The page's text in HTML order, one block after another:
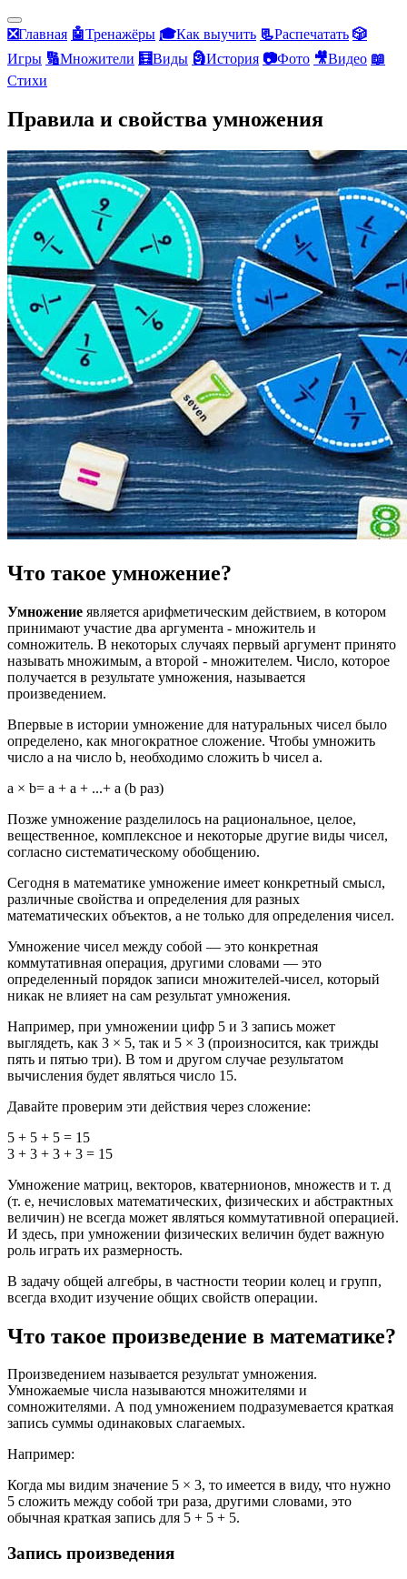
❎Главная 🤖Тренажёры 🎓Как выучить 📃Распечатать 🎲
Игры 🔢Множители 🧮Виды 🗿История 📷Фото 🎥Видео 📖
Стихи
Правила и свойства умножения
Что такое умножение?
Умножение является арифметическим действием, в котором
принимают участие два аргумента - множитель и
сомножитель. В некоторых случаях первый аргумент принято
называть множимым, а второй - множителем. Число, которое
получается в результате умножения, называется
произведением.
Впервые в истории умножение для натуральных чисел было
определено, как многократное сложение. Чтобы умножить
число а на число b, необходимо сложить b чисел a.
a × b= а + а + ...+ а (b раз)
Позже умножение разделилось на рациональное, целое,
вещественное, комплексное и некоторые другие виды чисел,
согласно систематическому обобщению.
Сегодня в математике умножение имеет конкретный смысл,
различные свойства и определения для разных
математических объектов, а не только для определения чисел.
Умножение чисел между собой — это конкретная
коммутативная операция, другими словами — это
определенный порядок записи множителей-чисел, который
никак не влияет на сам результат умножения.
Например, при умножении цифр 5 и 3 запись может
выглядеть, как 3 × 5, так и 5 × 3 (произносится, как трижды
пять и пятью три). В том и другом случае результатом
вычисления будет являться число 15.
Давайте проверим эти действия через сложение:
5 + 5 + 5 = 15
3 + 3 + 3 + 3 = 15
Умножение матриц, векторов, кватернионов, множеств и т. д
(т. е, нечисловых математических, физических и абстрактных
величин) не всегда может являться коммутативной операцией.
И здесь, при умножении физических величин будет важную
роль играть их размерность.
В задачу общей алгебры, в частности теории колец и групп,
всегда входит изучение общих свойств операции.
Что такое произведение в математике?
Произведением называется результат умножения.
Умножаемые числа называются множителями и
сомножителями. А под умножением подразумевается краткая
запись суммы одинаковых слагаемых.
Например:
Когда мы видим значение 5 × 3, то имеется в виду, что нужно
5 сложить между собой три раза, другими словами, это
обычная краткая запись для 5 + 5 + 5.
Запись произведения